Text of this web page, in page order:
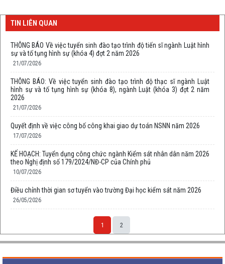
TIN LIÊN QUAN
THÔNG BÁO Về việc tuyển sinh đào tạo trình độ tiến sĩ ngành Luật hình
sự và tố tụng hình sự (khóa 4) đợt 2 năm 2026
21/07/2026
THÔNG BÁO: Về việc tuyển sinh đào tạo trình độ thạc sĩ ngành Luật
hình sự và tố tụng hình sự (khóa 8), ngành Luật (khóa 3) đợt 2 năm
2026
21/07/2026
Quyết định về việc công bố công khai giao dự toán NSNN năm 2026
17/07/2026
KẾ HOẠCH: Tuyển dụng công chức ngành Kiểm sát nhân dân năm 2026
theo Nghị định số 179/2024/NĐ-CP của Chính phủ
10/07/2026
Điều chỉnh thời gian sơ tuyển vào trường Đại học kiểm sát năm 2026
26/05/2026
1 2